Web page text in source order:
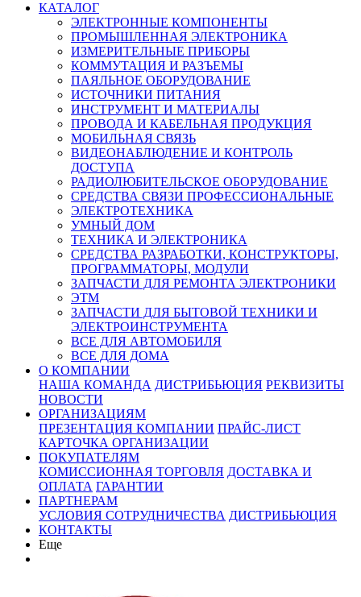
КАТАЛОГ
ЭЛЕКТРОННЫЕ КОМПОНЕНТЫ
ПРОМЫШЛЕННАЯ ЭЛЕКТРОНИКА
ИЗМЕРИТЕЛЬНЫЕ ПРИБОРЫ
КОММУТАЦИЯ И РАЗЪЕМЫ
ПАЯЛЬНОЕ ОБОРУДОВАНИЕ
ИСТОЧНИКИ ПИТАНИЯ
ИНСТРУМЕНТ И МАТЕРИАЛЫ
ПРОВОДА И КАБЕЛЬНАЯ ПРОДУКЦИЯ
МОБИЛЬНАЯ СВЯЗЬ
ВИДЕОНАБЛЮДЕНИЕ И КОНТРОЛЬ
ДОСТУПА
РАДИОЛЮБИТЕЛЬСКОЕ ОБОРУДОВАНИЕ
СРЕДСТВА СВЯЗИ ПРОФЕССИОНАЛЬНЫЕ
ЭЛЕКТРОТЕХНИКА
УМНЫЙ ДОМ
ТЕХНИКА И ЭЛЕКТРОНИКА
СРЕДСТВА РАЗРАБОТКИ, КОНСТРУКТОРЫ,
ПРОГРАММАТОРЫ, МОДУЛИ
ЗАПЧАСТИ ДЛЯ РЕМОНТА ЭЛЕКТРОНИКИ
ЭТМ
ЗАПЧАСТИ ДЛЯ БЫТОВОЙ ТЕХНИКИ И
ЭЛЕКТРОИНСТРУМЕНТА
ВСЕ ДЛЯ АВТОМОБИЛЯ
ВСЕ ДЛЯ ДОМА
О КОМПАНИИ
НАША КОМАНДА ДИСТРИБЬЮЦИЯ РЕКВИЗИТЫ
НОВОСТИ
ОРГАНИЗАЦИЯМ
ПРЕЗЕНТАЦИЯ КОМПАНИИ ПРАЙС-ЛИСТ
КАРТОЧКА ОРГАНИЗАЦИИ
ПОКУПАТЕЛЯМ
КОМИССИОННАЯ ТОРГОВЛЯ ДОСТАВКА И
ОПЛАТА ГАРАНТИИ
ПАРТНЕРАМ
УСЛОВИЯ СОТРУДНИЧЕСТВА ДИСТРИБЬЮЦИЯ
КОНТАКТЫ
Еще